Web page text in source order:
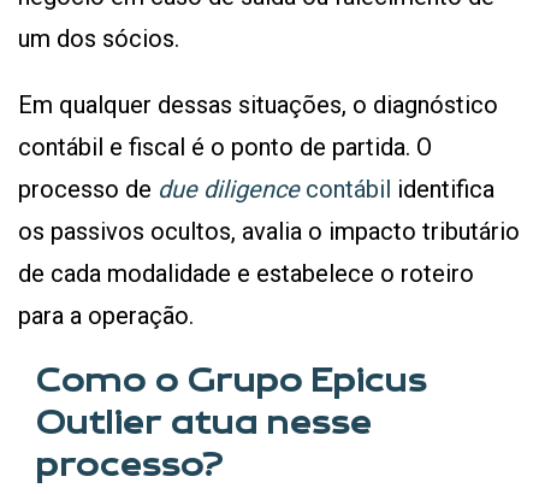
um dos sócios.
Em qualquer dessas situações, o diagnóstico
contábil e fiscal é o ponto de partida. O
processo de due diligencecontábil identifica
os passivos ocultos, avalia o impacto tributário
de cada modalidade e estabelece o roteiro
para a operação.
Como o Grupo Epicus
Outlier atua nesse
processo?